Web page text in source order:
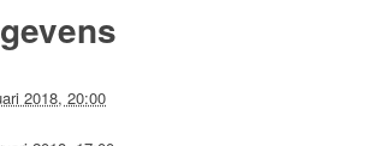
2018, 20:00